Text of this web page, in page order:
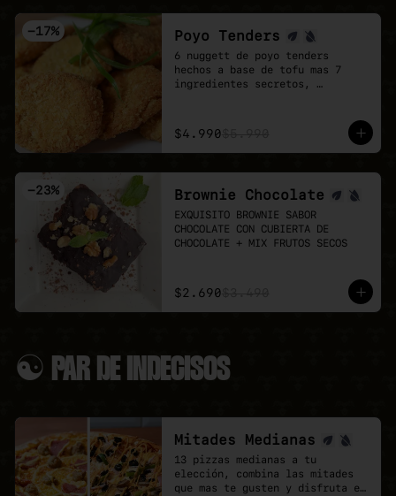
Veganmobile 💚
Todos nuestros almuerzos
incluyen ensalada mixta fresca,
pan horneado y nuestro clásico
pebre casero.
menú del día:
MAR 04: Poyo Katsu curry
MIÉ 05: Albondigas + Spaguetti
JUE 06: Seitan Saltado + arroz
+ papas fritas
VIE 07: Chowmein Tofu verduras
-17% Poyo Tenders
6 nuggett de poyo tenders
hechos a base de tofu mas 7
ingredientes secretos,
extra.
$4.990
-23% Brownie Chocolate
EXQUISITO BROWNIE SABOR
CHOCOLATE CON CUBIERTA DE
CHOCOLATE + MIX FRUTOS SECOS
$2.690
☯ PAR DE INDECISOS
Mitades Medianas
13 pizzas medianas a tu
elección, combina las mitades
que mas te gusten y disfruta el